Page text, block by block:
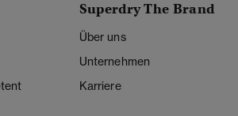
Superdry The Brand
Über uns
Unternehmen
Karriere